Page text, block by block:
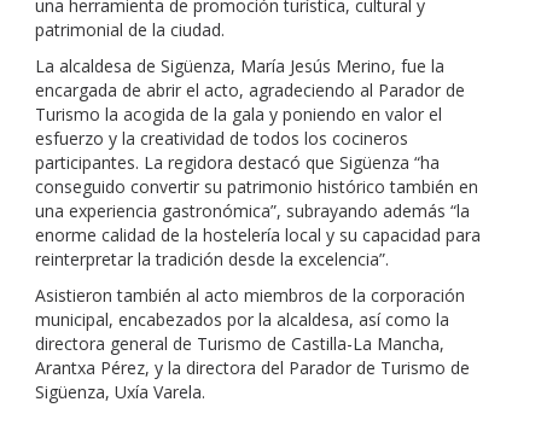
una herramienta de promoción turística, cultural y
patrimonial de la ciudad.
La alcaldesa de Sigüenza, María Jesús Merino, fue la
encargada de abrir el acto, agradeciendo al Parador de
Turismo la acogida de la gala y poniendo en valor el
esfuerzo y la creatividad de todos los cocineros
participantes. La regidora destacó que Sigüenza “ha
conseguido convertir su patrimonio histórico también en
una experiencia gastronómica”, subrayando además “la
enorme calidad de la hostelería local y su capacidad para
reinterpretar la tradición desde la excelencia”.
Asistieron también al acto miembros de la corporación
municipal, encabezados por la alcaldesa, así como la
directora general de Turismo de Castilla-La Mancha,
Arantxa Pérez, y la directora del Parador de Turismo de
Sigüenza, Uxía Varela.